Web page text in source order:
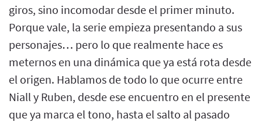
giros, sino incomodar desde el primer minuto.
Porque vale, la serie empieza presentando a sus
personajes… pero lo que realmente hace es
meternos en una dinámica que ya está rota desde
el origen. Hablamos de todo lo que ocurre entre
Niall y Ruben, desde ese encuentro en el presente
que ya marca el tono, hasta el salto al pasado